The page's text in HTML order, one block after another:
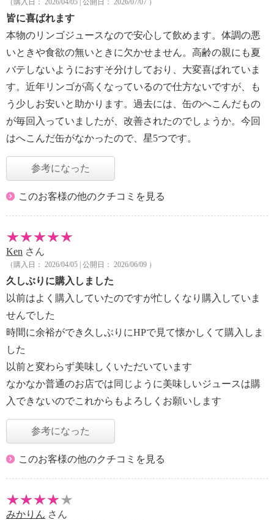
（購入日： 2026/04/05 | 公開日： 2026/07/07 ）
皆に喜ばれます
本物のリンゴジュースなので安心して飲めます。体調の悪
いときや食欲の無いときに欠かせません。高齢の親にも夏
バテしないようにおすそ分けしており、大変喜ばれていま
す。近年リンゴが高くなっているので仕方ないですが、も
う少しお安いと助かります。過去には、缶のへこんだもの
が毎回入っていましたが、改善されたのでしょうか。今回
はへこんだ缶がなかったので、星5つです。
参考になった
このお客様の他のクチコミを見る
Ken さん
（購入日： 2026/04/05 | 公開日： 2026/06/09 ）
久しぶりに購入しました
以前はよく購入していたのですが忙しくなり購入していま
せんでした
時間に余裕ができ久しぶりにHPで見て懐かしくて購入しま
した
以前と変わらず美味しくいただいています
なかなか普通のお店では同じように美味しいジュースは購
入できないのでこれからもよろしくお願いします
参考になった
このお客様の他のクチコミを見る
みかりん さん